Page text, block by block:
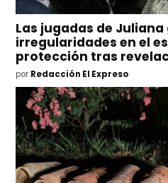
Las jugadas de
irregularidades en el
protección tras
por Redacción El Expreso